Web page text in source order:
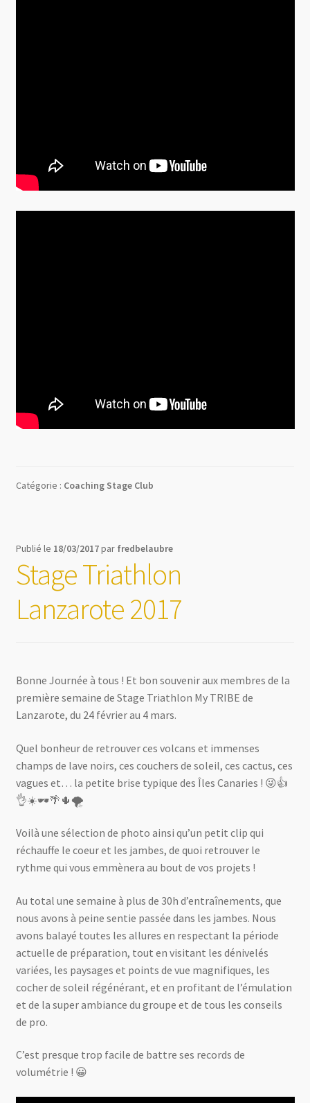
Catégorie : Coaching Stage Club
Publié le 18/03/2017par fredbelaubre
Stage Triathlon
Lanzarote 2017
Bonne Journée à tous ! Et bon souvenir aux membres de la
première semaine de Stage Triathlon My TRIBE de
Lanzarote, du 24 février au 4 mars.
Quel bonheur de retrouver ces volcans et immenses
champs de lave noirs, ces couchers de soleil, ces cactus, ces
vagues et… la petite brise typique des Îles Canaries ! 😜👍
👌☀️🕶🌴🌵🌪
Voilà une sélection de photo ainsi qu’un petit clip qui
réchauffe le coeur et les jambes, de quoi retrouver le
rythme qui vous emmènera au bout de vos projets !
Au total une semaine à plus de 30h d’entraînements, que
nous avons à peine sentie passée dans les jambes. Nous
avons balayé toutes les allures en respectant la période
actuelle de préparation, tout en visitant les dénivelés
variées, les paysages et points de vue magnifiques, les
cocher de soleil régénérant, et en profitant de l’émulation
et de la super ambiance du groupe et de tous les conseils
de pro.
C’est presque trop facile de battre ses records de
volumétrie ! 😀